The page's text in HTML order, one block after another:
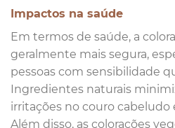
Impactos na saúde
Em termos de saúde, a
geralmente mais segura,
pessoas com sensibilidade
Ingredientes naturais
irritações no couro cabeludo
Além disso, as colorações